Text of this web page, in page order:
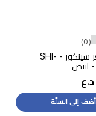
(0)
مسرح شعر سينكور - SHI-
أضف إلى السلّة